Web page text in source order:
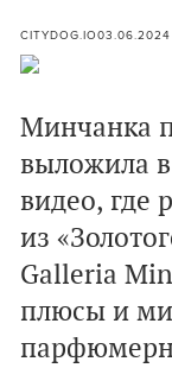
CITYDOG.IO03.06.2024
Минчанка
выложила
видео, где
из
Galleria
плюсы и